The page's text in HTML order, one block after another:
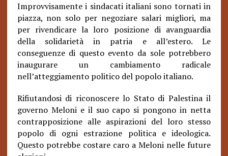
Improvvisamente i sindacati italiani sono tornati in
piazza, non solo per negoziare salari migliori, ma
per rivendicare la loro posizione di avanguardia
della solidarietà in patria e all’estero. Le
conseguenze di questo evento da sole potrebbero
inaugurare un cambiamento radicale
nell’atteggiamento politico del popolo italiano.
Rifiutandosi di riconoscere lo Stato di Palestina il
governo Meloni e il suo capo si pongono in netta
contrapposizione alle aspirazioni del loro stesso
popolo di ogni estrazione politica e ideologica.
Questo potrebbe costare caro a Meloni nelle future